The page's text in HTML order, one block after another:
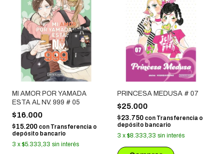
MI AMOR POR YAMADA
ESTA AL NV. 999 # 05
$16.000
$15.200 con Transferencia o
depósito bancario
3 x $5.333,33 sin interés
PRINCESA MEDUSA # 07
$25.000
$23.750 con Transferencia o
depósito bancario
3 x $8.333,33 sin interés